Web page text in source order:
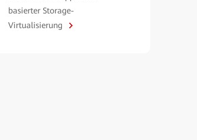
basierter Storage-
Virtualisierung